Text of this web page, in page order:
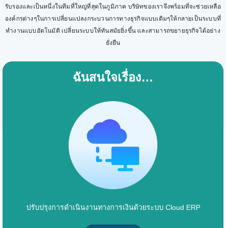
รับรองและเป็นหนึ่งในทีมที่ใหญ่ที่สุดในภูมิภาค บริษัทของเราจึงพร้อมที่จะช่วยเหลือ
องค์กรต่างๆในการเปลี่ยนแปลงกระบวนการทางธุรกิจแบบเดิมๆให้กลายเป็นระบบที่
ทำงานแบบอัตโนมัติ เปลี่ยนระบบให้ทันสมัยยิ่งขึ้น และสามารถขยายธุรกิจได้อย่าง
ยั่งยืน
ฉันสนใจเรื่อง…
ปรับปรุงการดำเนินงานทางการเงินด้วยระบบ Cloud ERP